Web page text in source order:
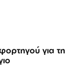
για τη